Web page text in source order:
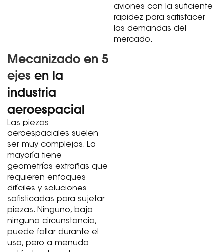
aviones con la suficiente
rapidez para satisfacer
las demandas del
mercado.
Mecanizado en 5
ejes en la
industria
aeroespacial
Las piezas
aeroespaciales suelen
ser muy complejas. La
mayoría tiene
geometrías extrañas que
requieren enfoques
difíciles y soluciones
sofisticadas para sujetar
piezas. Ninguno, bajo
ninguna circunstancia,
puede fallar durante el
uso, pero a menudo